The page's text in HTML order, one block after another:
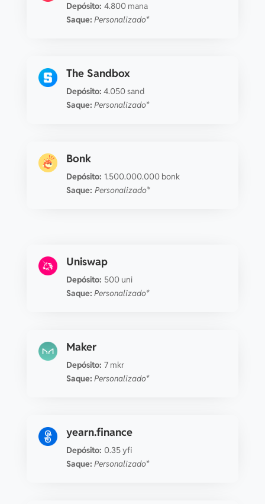
Depósito: 4.800 mana
Saque: Personalizado*
The Sandbox
Depósito: 4.050 sand
Saque: Personalizado*
Bonk
Depósito: 1.500.000.000 bonk
Saque: Personalizado*
Uniswap
Depósito: 500 uni
Saque: Personalizado*
Maker
Depósito: 7 mkr
Saque: Personalizado*
yearn.finance
Depósito: 0.35 yfi
Saque: Personalizado*